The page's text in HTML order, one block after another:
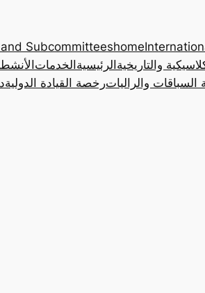
Subcommitteeshome
الخدمات الرئيسية والتاريخية
رخصة القيادة الدوليةالسباقات والراليات